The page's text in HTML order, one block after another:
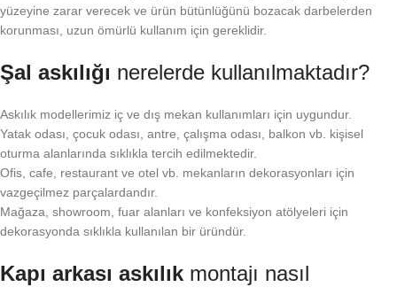
yüzeyine zarar verecek ve ürün bütünlüğünü bozacak darbelerden
korunması, uzun ömürlü kullanım için gereklidir.
Şal askılığı nerelerde kullanılmaktadır?
Askılık modellerimiz iç ve dış mekan kullanımları için uygundur.
Yatak odası, çocuk odası, antre, çalışma odası, balkon vb. kişisel
oturma alanlarında sıklıkla tercih edilmektedir.
Ofis, cafe, restaurant ve otel vb. mekanların dekorasyonları için
vazgeçilmez parçalardandır.
Mağaza, showroom, fuar alanları ve konfeksiyon atölyeleri için
dekorasyonda sıklıkla kullanılan bir üründür.
Kapı arkası askılık montajı nasıl